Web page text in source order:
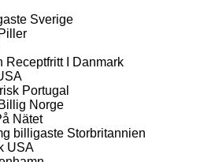
Sverige
Receptfritt I Danmark
Portugal
Norge
Nätet
billigaste Storbritannien
USA